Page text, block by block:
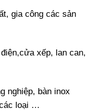
gia công các sản
xếp, lan can,
nghiệp, bàn inox
loại …